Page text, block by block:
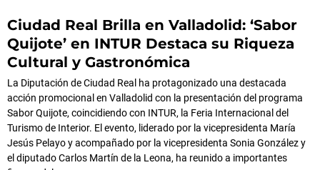
Ciudad Real Brilla en Valladolid: ‘Sabor
Quijote’ en INTUR Destaca su Riqueza
Cultural y Gastronómica
La Diputación de Ciudad Real ha protagonizado una destacada
acción promocional en Valladolid con la presentación del programa
Sabor Quijote, coincidiendo con INTUR, la Feria Internacional del
Turismo de Interior. El evento, liderado por la vicepresidenta María
Jesús Pelayo y acompañado por la vicepresidenta Sonia González y
el diputado Carlos Martín de la Leona, ha reunido a importantes